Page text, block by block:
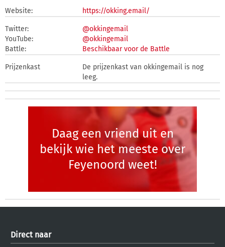
Website: https://okking.email/
Twitter:
@okkingemail
YouTube:
@okkingemail
Battle:
Beschikbaar voor de Battle
Prijzenkast
De prijzenkast van okkingemail is nog
leeg.
Daag een vriend uit en
bekijk wie het meeste over
Feyenoord weet!
Direct naar